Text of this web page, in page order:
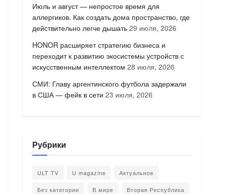
Июль и август — непростое время для
аллергиков. Как создать дома пространство, где
действительно легче дышать 29 июля, 2026
HONOR расширяет стратегию бизнеса и
переходит к развитию экосистемы устройств с
искусственным интеллектом 28 июля, 2026
СМИ: Главу аргентинского футбола задержали
в США — фейк в сети 23 июля, 2026
Рубрики
ULT TV U magazine Актуальное
Без категории В мире Вторая Республика